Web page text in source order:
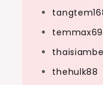
temmax69
thehulk88